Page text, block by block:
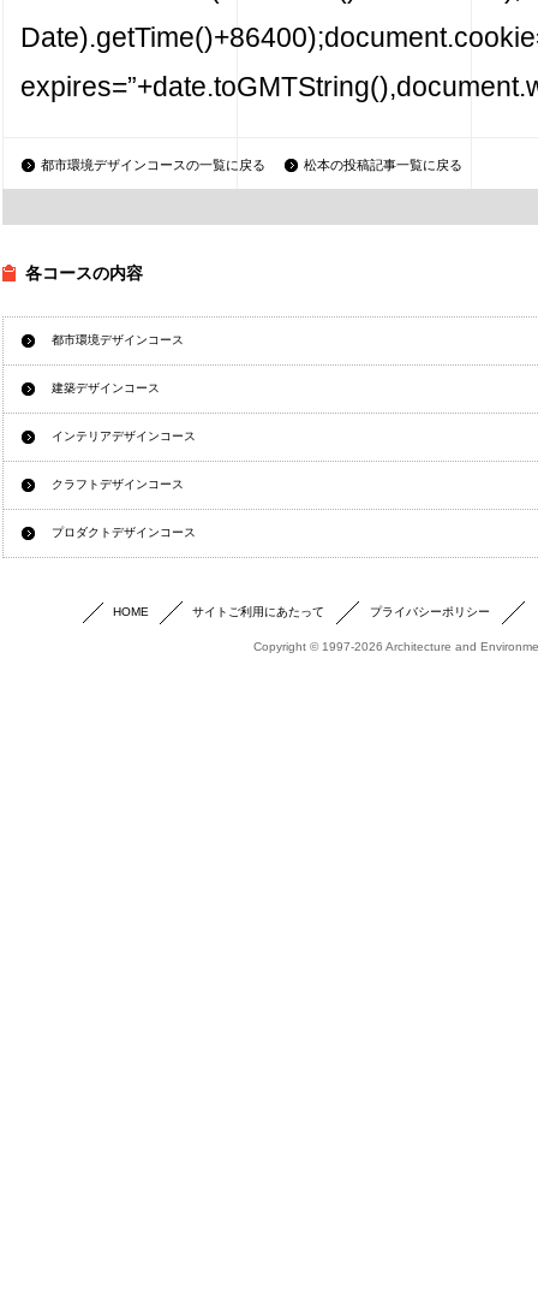
都市環境デザインコースの一覧に戻る 松本の投稿記事一覧に戻る
各コースの内容
都市環境デザインコース
建築デザインコース
インテリアデザインコース
クラフトデザインコース
プロダクトデザインコース
HOME サイトご利用にあたって プライバシーポリシー
Copyright © 1997-2026 Architecture and